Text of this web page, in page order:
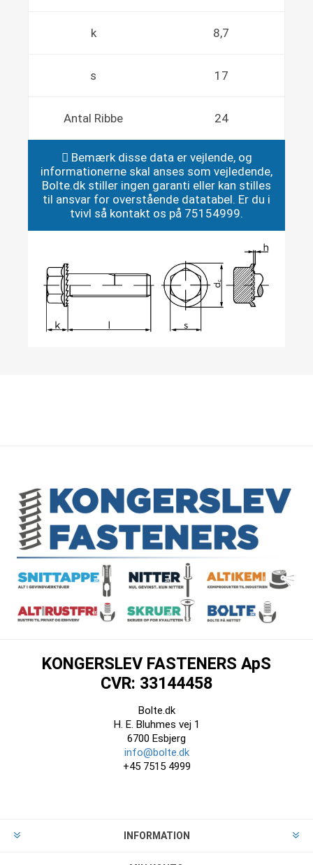
k 8,7
s 17
Antal Ribbe 24
Bemærk disse data er vejlende, og
informationerne skal anses som vejledende,
Bolte.dk stiller ingen garanti eller kan stilles
til ansvar for overstående datatabel. Er du i
tvivl så kontakt os på 75154999.
KONGERSLEV FASTENERS ApS
CVR: 33144458
Bolte.dk
H. E. Bluhmes vej 1
6700 Esbjerg
info@bolte.dk
+45 7515 4999
INFORMATION